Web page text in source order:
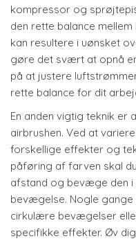
kompressor og
den rette balance
kan resultere i uønsket
gøre det svært at opnå
på at justere
rette balance for dit
En anden vigtig teknik
airbrushen. Ved at
forskellige effekter og
påføring af farven skal
afstand og bevæge den
bevægelse. Nogle
cirkulære bevægelser
specifikke effekter. Øv